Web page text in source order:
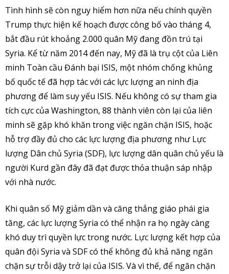
Tình hình sẽ còn nguy hiểm hơn nữa nếu chính quyền
Trump thực hiện kế hoạch được công bố vào tháng 4,
bắt đầu rút khoảng 2.000 quân Mỹ đang đồn trú tại
Syria. Kể từ năm 2014 đến nay, Mỹ đã là trụ cột của Liên
minh Toàn cầu Đánh bại ISIS, một nhóm chống khủng
bố quốc tế đã hợp tác với các lực lượng an ninh địa
phương để làm suy yếu ISIS. Nếu không có sự tham gia
tích cực của Washington, 88 thành viên còn lại của liên
minh sẽ gặp khó khăn trong việc ngăn chặn ISIS, hoặc
hỗ trợ đầy đủ cho các lực lượng địa phương như Lực
lượng Dân chủ Syria (SDF), lực lượng dân quân chủ yếu là
người Kurd gần đây đã đạt được thỏa thuận sáp nhập
với nhà nước.
Khi quân số Mỹ giảm dần và căng thẳng giáo phái gia
tăng, các lực lượng Syria có thể nhận ra họ ngày càng
khó duy trì quyền lực trong nước. Lực lượng kết hợp của
quân đội Syria và SDF có thể không đủ khả năng ngăn
chặn sự trỗi dậy trở lại của ISIS. Và vì thế, để ngăn chặn